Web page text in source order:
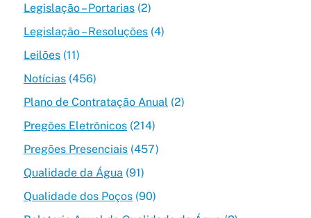
Legislação – Portarias(2)
Legislação – Resoluções(4)
Leilões(11)
Notícias(456)
Plano de Contratação Anual (2)
Pregões Eletrônicos(214)
Pregões Presenciais(457)
Qualidade da Água (91)
Qualidade dos Poços(90)